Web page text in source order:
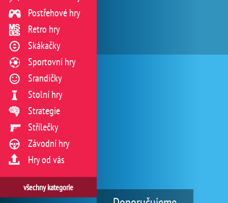
Postřehové hry
Retro hry
Skákačky
Sportovní hry
Srandičky
Stolní hry
Strategie
Střílečky
Závodní hry
Hry od vás
všechny kategorie